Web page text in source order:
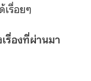
เรื่อยๆ
รื่องที่ผ่านมา